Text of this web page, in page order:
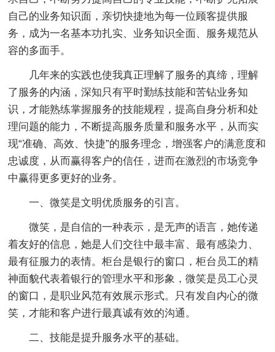
自己的业务知识面，亲切快捷地为每一位顾客提供服
务，成为一名基本功扎实、业务知识全面、服务规范从
容的多面手。
几年来的实践也使我真正理解了服务的真缔，理解
了服务的内涵，深知只有平时勤练技能和苦钻业务知
识，才能熟练掌握服务的技能规程，提高自身分析和处
理问题的能力，不断提高服务质量和服务水平，从而实
现“准确、高效、快捷”的服务理念，增强客户的满意度和
忠诚度，从而赢得客户的信任，进而在激烈的市场竞争
中赢得更多更好的业务。
一、微笑是文明优质服务的引言。
微笑，是自信的一种表示，是无声的语言，她传递
着友好的信息，她是人们交往中最丰富、最有感染力、
最有征服力的表情。柜台是银行的窗口，柜台员工的精
神面貌代表着银行的管理水平和形象，微笑是员工心灵
的窗口，是职业风范有效展示形式。只有发自内心的微
笑，才能和客户进行最真诚有效的沟通。
二、技能是提升服务水平的基础。